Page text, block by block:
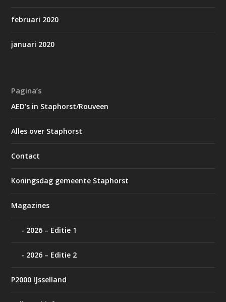
februari 2020
januari 2020
Pagina’s
AED’s in Staphorst/Rouveen
Alles over Staphorst
Contact
Koningsdag gemeente Staphorst
Magazines
2026 – Editie 1
2026 – Editie 2
P2000 IJsselland